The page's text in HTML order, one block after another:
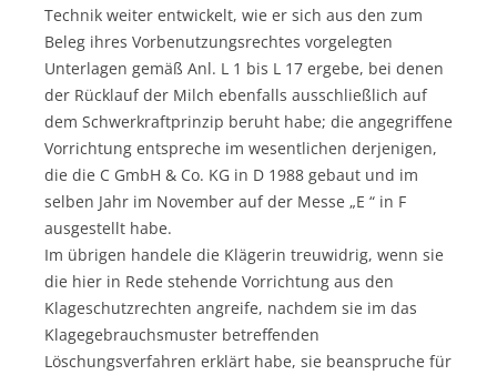
Technik weiter entwickelt, wie er sich aus den zum
Beleg ihres Vorbenutzungsrechtes vorgelegten
Unterlagen gemäß Anl. L 1 bis L 17 ergebe, bei denen
der Rücklauf der Milch ebenfalls ausschließlich auf
dem Schwerkraftprinzip beruht habe; die angegriffene
Vorrichtung entspreche im wesentlichen derjenigen,
die die C GmbH & Co. KG in D 1988 gebaut und im
selben Jahr im November auf der Messe „E “ in F
ausgestellt habe.
Im übrigen handele die Klägerin treuwidrig, wenn sie
die hier in Rede stehende Vorrichtung aus den
Klageschutzrechten angreife, nachdem sie im das
Klagegebrauchsmuster betreffenden
Löschungsverfahren erklärt habe, sie beanspruche für